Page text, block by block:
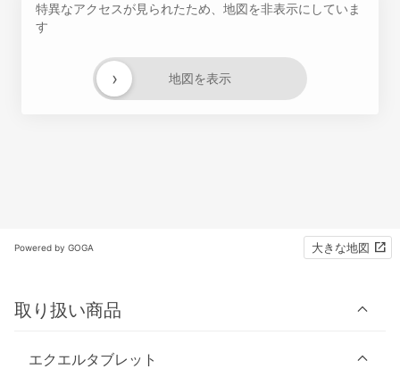
特異なアクセスが見られたため、地図を非表示にしていま
す
地図を表示
›
Powered by GOGA 大きな地図
取り扱い商品
エクエルタブレット